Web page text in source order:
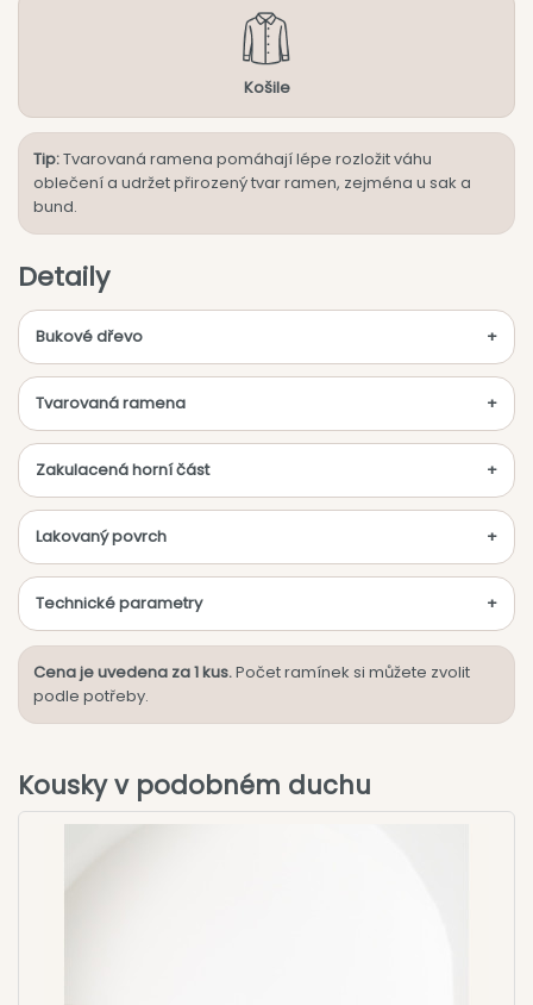
Košile
Tip:Tvarovaná ramena pomáhají lépe rozložit váhu
oblečení a udržet přirozený tvar ramen, zejména u sak a
bund.
Detaily
Bukové dřevo
Tvarovaná ramena
Zakulacená horní část
Lakovaný povrch
Technické parametry
Cena je uvedena za 1 kus.Počet ramínek si můžete zvolit
podle potřeby.
Kousky v podobném duchu